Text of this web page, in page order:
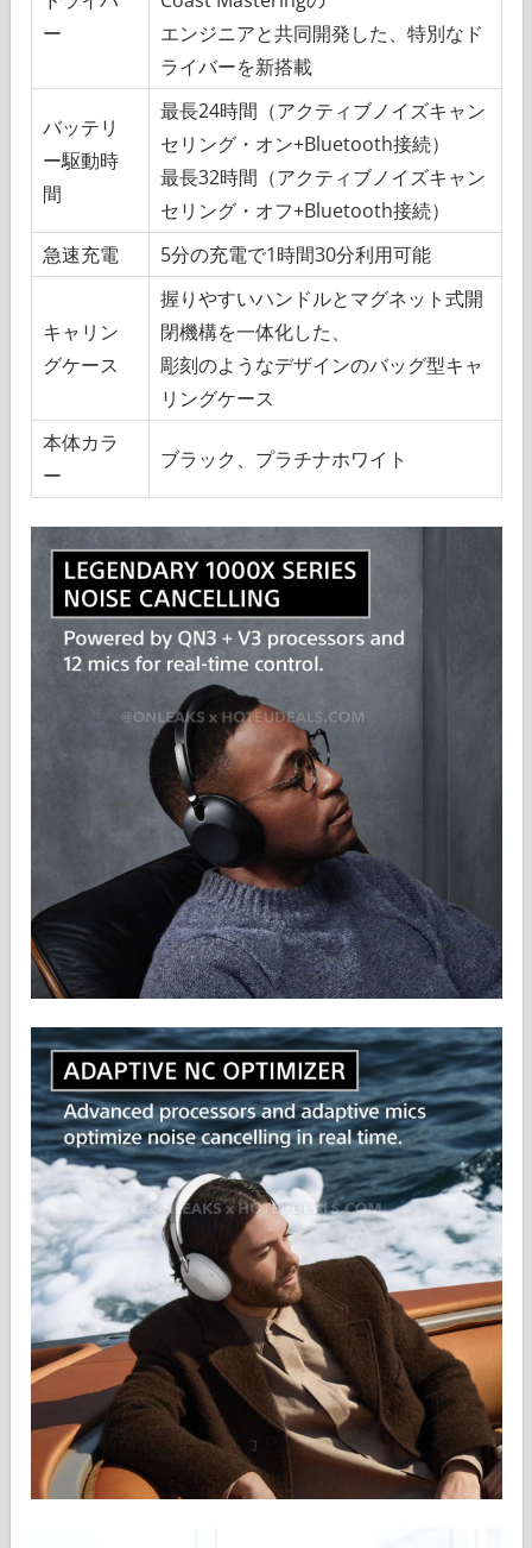
ー
エンジニアと共同開発した、特別なド
ライバーを新搭載
バッテリ
ー駆動時
間
最長24時間（アクティブノイズキャン
セリング・オン+Bluetooth接続）
最長32時間（アクティブノイズキャン
セリング・オフ+Bluetooth接続）
急速充電
5分の充電で1時間30分利用可能
キャリン
グケース
握りやすいハンドルとマグネット式開
閉機構を一体化した、
彫刻のようなデザインのバッグ型キャ
リングケース
本体カラ
ー
ブラック、プラチナホワイト